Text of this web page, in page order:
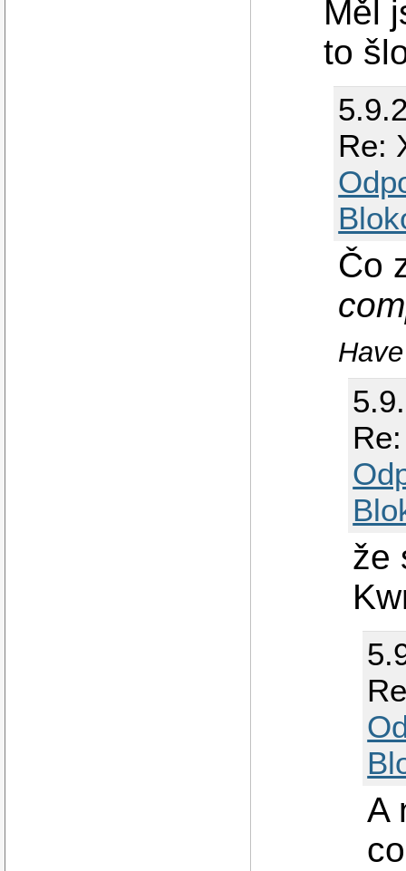
Měl
to
Re:
Čo
že
A